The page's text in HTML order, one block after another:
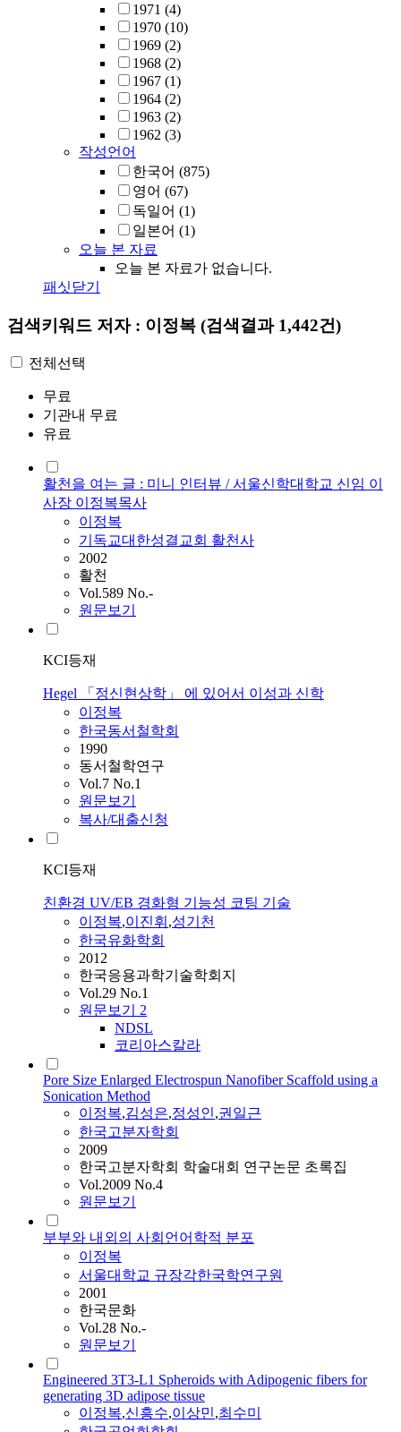
1971 (4)
1970 (10)
1969 (2)
1968 (2)
1967 (1)
1964 (2)
1963 (2)
1962 (3)
작성언어
한국어 (875)
영어 (67)
독일어 (1)
일본어 (1)
오늘 본 자료
오늘 본 자료가 없습니다.
패싯닫기
검색키워드 저자 : 이정복 (검색결과 1,442건)
전체선택
무료
기관내 무료
유료
활천을 여는 글 : 미니 인터뷰 / 서울신학대학교 신임 이
사장 이정복목사
이정복
기독교대한성결교회 활천사
2002
활천
Vol.589 No.-
원문보기
KCI등재
Hegel 「정신현상학」 에 있어서 이성과 신학
이정복
한국동서철학회
1990
동서철학연구
Vol.7 No.1
원문보기
복사/대출신청
KCI등재
친환경 UV/EB 경화형 기능성 코팅 기술
이정복,이진휘 ,성기천
한국유화학회
2012
한국응용과학기술학회지
Vol.29 No.1
원문보기 2
NDSL
코리아스칼라
Pore Size Enlarged Electrospun Nanofiber Scaffold using a
Sonication Method
이정복,김성은,정성인,권일근
한국고분자학회
2009
한국고분자학회 학술대회 연구논문 초록집
Vol.2009 No.4
원문보기
부부와 내외의 사회언어학적 분포
이정복
서울대학교 규장각한국학연구원
2001
한국문화
Vol.28 No.-
원문보기
Engineered 3T3-L1 Spheroids with Adipogenic fibers for
generating 3D adipose tissue
이정복,신흥수,이상민,최수미